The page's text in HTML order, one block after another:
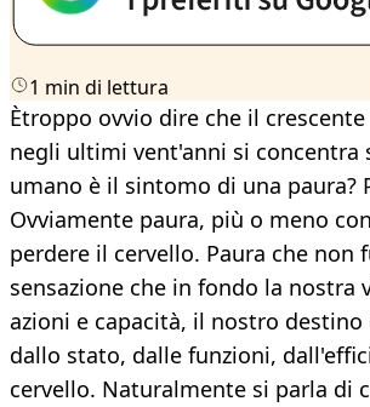
1 min di lettura
Ètroppo ovvio dire che il
negli ultimi vent'anni si concentra
umano è il sintomo di una paura?
Ovviamente paura, più o meno
perdere il cervello. Paura che non
sensazione che in fondo la nostra
azioni e capacità, il nostro destino
dallo stato, dalle funzioni,
cervello. Naturalmente si parla di